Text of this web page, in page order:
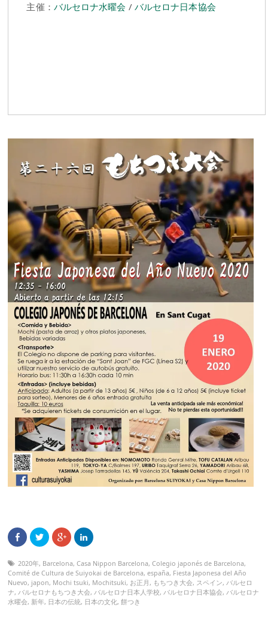
主催： バルセロナ水曜会 / バルセロナ日本協会
2020年, Barcelona,Casa Nippon Barcelona,Colegio japonés de Barcelona,
Comité de Cultura de Suiyokai de Barcelona,españa, Fiesta Japonesa del Año
Nuevo, japon, Mochi tsuki, Mochitsuki, お正月, もちつき大会, スペイン,バルセロ
ナ,バルセロナもちつき大会,バルセロナ日本人学校,バルセロナ日本協会,バルセロナ
水曜会, 新年, 日本の伝統, 日本の文化,餅つき